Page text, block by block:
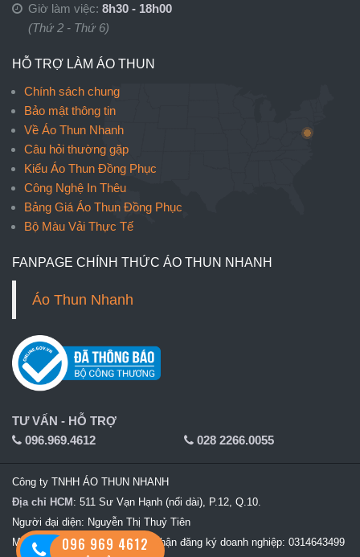
Giờ làm việc: 8h30 - 18h00
(Thứ 2 - Thứ 6)
HỖ TRỢ LÀM ÁO THUN
Chính sách chung
Bảo mật thông tin
Về Áo Thun Nhanh
Câu hỏi thường gặp
Kiểu Áo Thun Đồng Phục
Công Nghệ In Thêu
Bảng Giá Áo Thun Đồng Phục
Bộ Màu Vải Thực Tế
FANPAGE CHÍNH THỨC ÁO THUN NHANH
Áo Thun Nhanh
TƯ VẤN - HỖ TRỢ
096.969.4612
028 2266.0055
Công ty TNHH ÁO THUN NHANH
Địa chỉ HCM : 511 Sư Vạn Hạnh (nối dài), P.12, Q.10.
Người đại diện: Nguyễn Thị Thuỷ Tiên
MST: 0314643499Giấy chứng nhận đăng ký doanh nghiệp: 0314643499
096 969 4612